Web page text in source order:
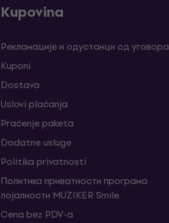
Kupovina
Рекламације и одустанци од уговора
Kuponi
Dostava
Uslovi plaćanja
Praćenje paketa
Dodatne usluge
Politika privatnosti
Политика приватности програма
лојалности MUZIKER Smile
Cena bez PDV-a